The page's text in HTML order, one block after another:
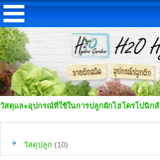
วัสดุและอุปกรณ์ที่ใช้ในการปลูกผักไฮโดรโปนิกส์
วัสดุปลูก (10)